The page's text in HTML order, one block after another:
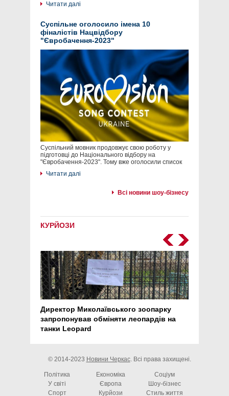
Читати далі
Суспільне оголосило імена 10
фіналістів Нацвідбору
"Євробачення-2023"
Суспільний мовник продовжує свою роботу у
підготовці до Національного відбору на
"Євробачення-2023". Тому вже оголосили список
Читати далі
Всі новини шоу-бізнесу
КУРЙОЗИ
Директор Миколаївського зоопарку
запропонував обміняти леопардів на
танки Leopard
© 2014-2023 Новини Черкас. Всі права захищені.
Політика Економіка
Соціум
У світі
Європа
Шоу-бізнес
Спорт
Курйози Стиль життя